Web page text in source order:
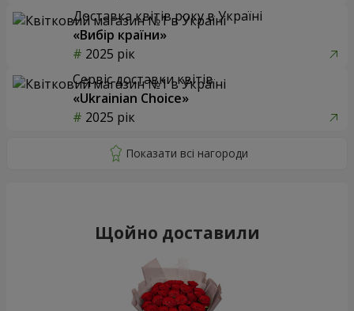
Доставка квітів року в Україні
«Вибір країни»
2025 рік
Сервіс доставки квітів
«Ukrainian Choice»
2025 рік
Щойно доставили